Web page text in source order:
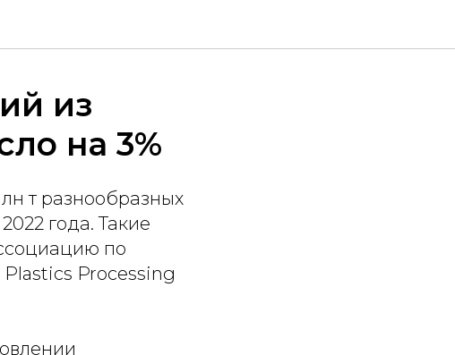
из
на 3%
т разнообразных
года. Такие
по
Plastics Processing